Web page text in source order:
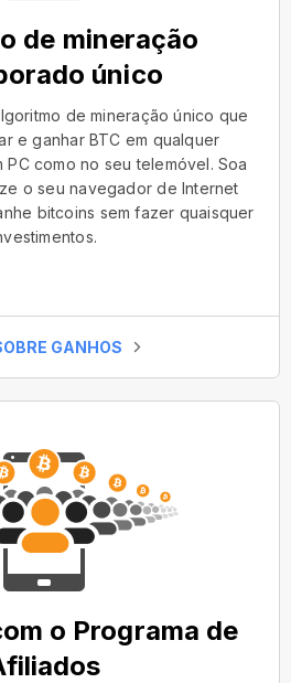
de mineração
único
de mineração único que
e ganhar BTC em qualquer
PC como no seu telemóvel. Soa
o seu navegador de Internet
bitcoins sem fazer quaisquer
GANHOS
o Programa de